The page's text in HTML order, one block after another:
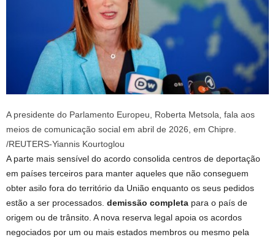
A presidente do Parlamento Europeu, Roberta Metsola, fala aos
meios de comunicação social em abril de 2026, em Chipre.
/REUTERS-Yiannis Kourtoglou
A parte mais sensível do acordo consolida centros de deportação
em países terceiros para manter aqueles que não conseguem
obter asilo fora do território da União enquanto os seus pedidos
estão a ser processados. demissão completa para o país de
origem ou de trânsito. A nova reserva legal apoia os acordos
negociados por um ou mais estados membros ou mesmo pela